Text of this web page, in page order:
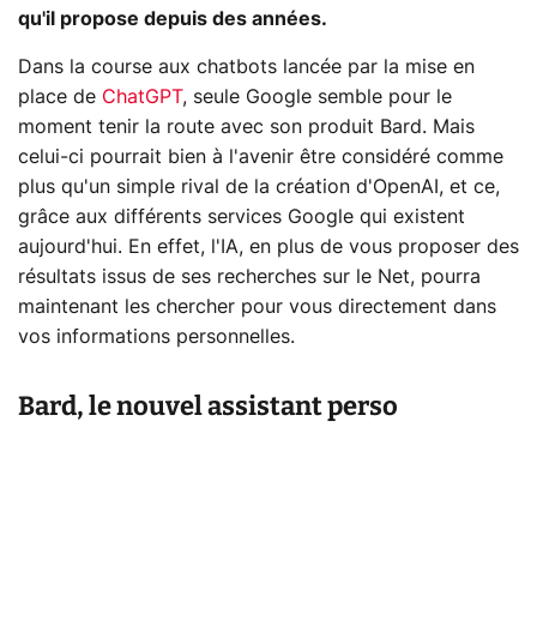
qu'il propose depuis des années.
Dans la course aux chatbots lancée par la mise en
place de ChatGPT, seule Google semble pour le
moment tenir la route avec son produit Bard. Mais
celui-ci pourrait bien à l'avenir être considéré comme
plus qu'un simple rival de la création d'OpenAI, et ce,
grâce aux différents services Google qui existent
aujourd'hui. En effet, l'IA, en plus de vous proposer des
résultats issus de ses recherches sur le Net, pourra
maintenant les chercher pour vous directement dans
vos informations personnelles.
Bard, le nouvel assistant perso